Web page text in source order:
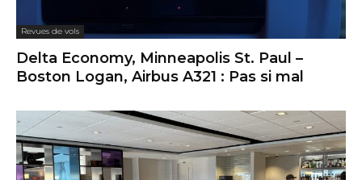
Revues de vols
Delta Economy, Minneapolis St. Paul –
Boston Logan, Airbus A321 : Pas si mal